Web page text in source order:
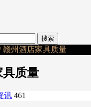
赣州酒店家具质量
具质量
讯 461